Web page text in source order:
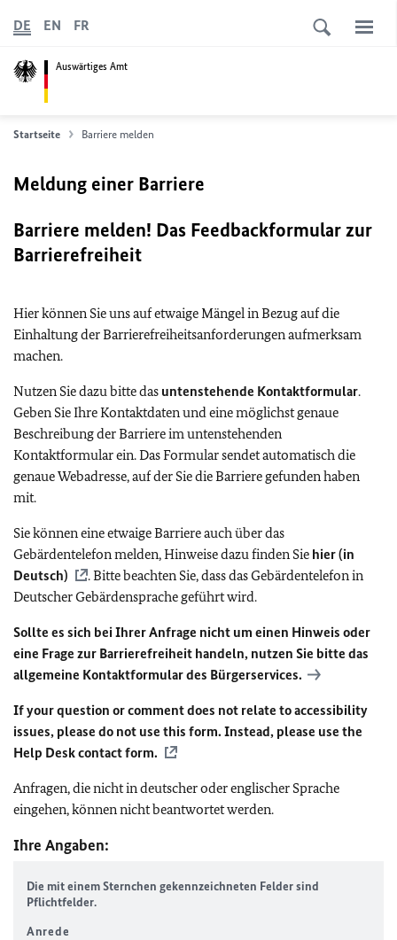
Auswärtiges Amt
DE EN FR
Startseite Barriere melden
Meldung einer Barriere
Barriere melden! Das Feedbackformular zur
Barrierefreiheit
Hier können Sie uns auf etwaige Mängel in Bezug auf die
Einhaltung der Barrierefreiheitsanforderungen aufmerksam
machen.
Nutzen Sie dazu bitte das untenstehende Kontaktformular.
Geben Sie Ihre Kontaktdaten und eine möglichst genaue
Beschreibung der Barriere im untenstehenden
Kontaktformular ein. Das Formular sendet automatisch die
genaue Webadresse, auf der Sie die Barriere gefunden haben
mit.
Sie können eine etwaige Barriere auch über das
Gebärdentelefon melden, Hinweise dazu finden Sie hier (in
Deutsch)
. Bitte beachten Sie, dass das Gebärdentelefon in
Deutscher Gebärdensprache geführt wird.
Sollte es sich bei Ihrer Anfrage nicht um einen Hinweis oder
eine Frage zur Barrierefreiheit handeln, nutzen Sie bitte das
allgemeine Kontaktformular des Bürgerservices.
If your question or comment does not relate to accessibility
issues, please do not use this form. Instead, please use the
Help Desk contact form.
Anfragen, die nicht in deutscher oder englischer Sprache
eingehen, können nicht beantwortet werden.
Ihre Angaben:
Die mit einem Sternchen gekennzeichneten Felder sind
Pflichtfelder.
Anrede